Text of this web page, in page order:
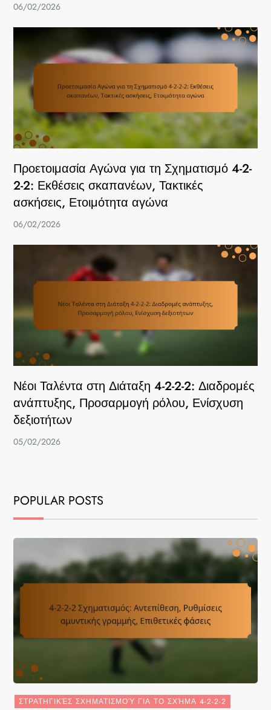
06/02/2026
Προετοιμασία Αγώνα για τη Σχηματισμό 4-2-
2-2: Εκθέσεις σκαπανέων, Τακτικές
ασκήσεις, Ετοιμότητα αγώνα
06/02/2026
Νέοι Ταλέντα στη Διάταξη 4-2-2-2: Διαδρομές
ανάπτυξης, Προσαρμογή ρόλου, Ενίσχυση
δεξιοτήτων
05/02/2026
POPULAR POSTS
ΣΤΡΑΤΗΓΙΚΈΣ ΣΧΗΜΑΤΙΣΜΟΎ ΓΙΑ ΤΟ ΣΧΉΜΑ 4-2-2-2